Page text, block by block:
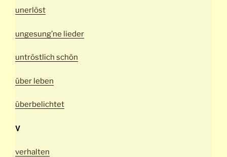
unerlöst
ungesung’ne lieder
untröstlich schön
über leben
überbelichtet
V
verhalten